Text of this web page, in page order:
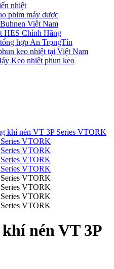
nhiệt
phim máy dược
Việt Nam
HES Chính Hãng
hợp An TrọngTín
keo nhiệt tại Việt Nam
Keo nhiệt phun keo
khí nén VT 3P Series VTORK
nén VT 3P